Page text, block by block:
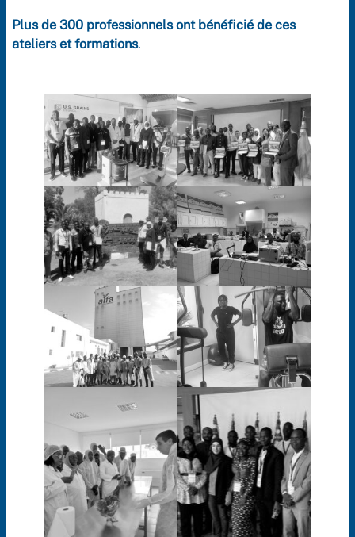
Plus de 300 professionnels ont bénéficié de ces
ateliers et formations.